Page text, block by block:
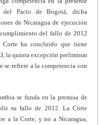
Pacto de Bogotá, dicha
de Nicaragua de ejecución
del fallo de 2012
ha concluido que tiene
la quinta excepción preliminar
se refiere a la competencia con
se funda en la premisa de
su fallo de 2012. La Corte
a la Corte, y no a Nicaragua,